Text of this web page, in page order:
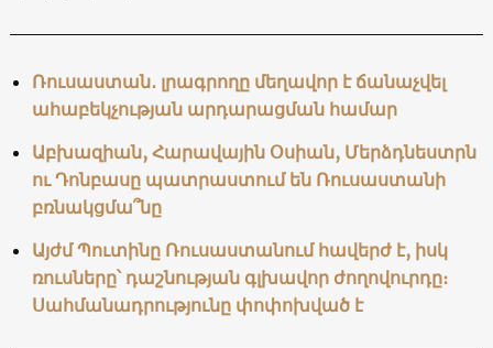
Ռուսաստան․ լրագրողը մեղավոր է ճանաչվել
ահաբեկչության արդարացման համար
Աբխազիան, Հարավային Օսիան, Մերձդնեստրն
ու Դոնբասը պատրաստում են Ռուսաստանի
բռնակցմա՞նը
Այժմ Պուտինը Ռուսաստանում հավերժ է, իսկ
ռուսները՝ դաշնության գլխավոր ժողովուրդը։
Սահմանադրությունը փոփոխված է